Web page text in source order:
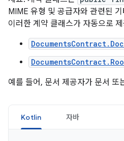
MIME 유형 및 공급자와 관련된
이러한 계약 클래스가 자동으로
예를 들어, 문서 제공자가 문서 또
Kotlin 자바